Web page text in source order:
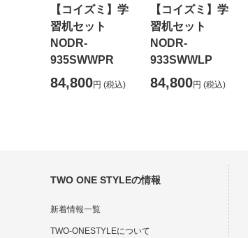
【コイズミ】学
習机セット
NODR-
935SWWPR
84,800円 (税込)
【コイズミ】学
習机セット
NODR-
933SWWLP
84,800円 (税込)
TWO ONE STYLEの情報
新着情報一覧
TWO-ONESTYLEについて